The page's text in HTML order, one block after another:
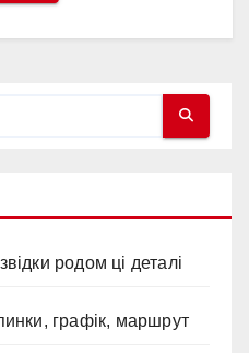
родом ці деталі
графік, маршрут